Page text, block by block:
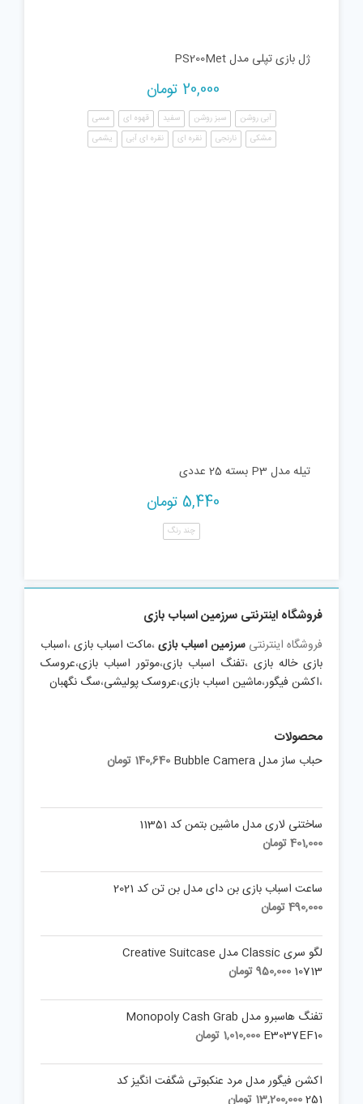
ژل بازی تپلی مدل PS200Met
20,000 تومان
آبی روشن سبز روشن سفید قهوه ای
مسی
مشکی
نارنجی نقره ای نقره ای آبی یشمی
تیله مدل P3 بسته 25 عددی
5,440 تومان
چند رنگ
فروشگاه اینترنتی سرزمین اسباب بازی
فروشگاه اینترنتی سرزمین اسباب بازی،ماکت اسباب بازی،اسباب
بازی خاله بازی ،تفنگ اسباب بازی،موتور اسباب بازی،عروسک
،اکشن فیگور،ماشین اسباب بازی،عروسک پولیشی،سگ نگهبان
محصولات
حباب ساز مدل Bubble Camera 140,640 تومان
ساختنی لاری مدل ماشین بتمن کد 11351
401,000تومان
ساعت اسباب بازی بن دای مدل بن تن کد 2021
490,000تومان
لگو سری Classic مدل Creative Suitcase
10713
950,000تومان
تفنگ هاسبرو مدل Monopoly Cash Grab
E3037EF10
1,010,000 تومان
اکشن فیگور مدل مرد عنکبوتی شگفت انگیز کد
251
13,200,000 تومان